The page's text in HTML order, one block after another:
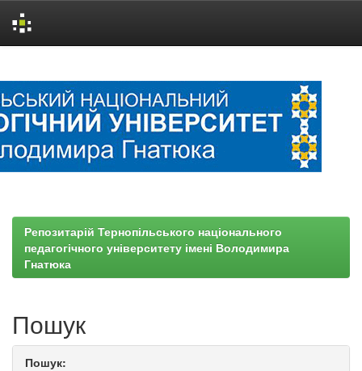
Репозитарій Тернопільського національного
педагогічного університету імені Володимира
Гнатюка
Пошук
Пошук: